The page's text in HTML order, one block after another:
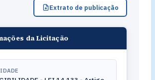
Extrato de publicação
da Licitação